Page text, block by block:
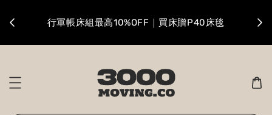
行軍帳床組最高10%OFF｜買床贈P40床毯